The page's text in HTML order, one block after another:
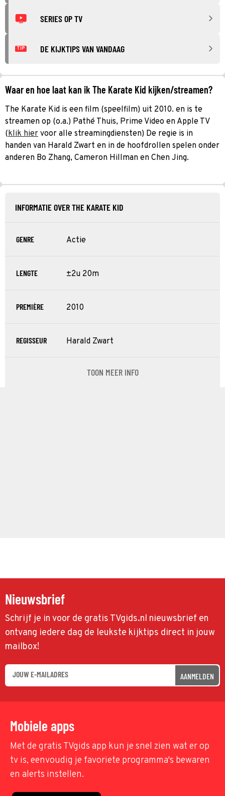
SERIES OP TV
TIP DE KIJKTIPS VAN VANDAAG
Waar en hoe laat kan ik The Karate Kid kijken/streamen?
The Karate Kid is een film (speelfilm) uit 2010. en is te
streamen op (o.a.) Pathé Thuis, Prime Video en Apple TV
(klik hier voor alle streamingdiensten) De regie is in
handen van Harald Zwart en in de hoofdrollen spelen onder
anderen Bo Zhang, Cameron Hillman en Chen Jing.
INFORMATIE OVER THE KARATE KID
GENRE Actie
LENGTE ±2u 20m
PREMIÈRE 2010
REGISSEUR Harald Zwart
TOON MEER INFO
Nieuwsbrief
Schrijf je in voor de gratis TVgids.nl nieuwsbrief en
ontvang iedere dag de leukste kijktips direct in jouw
mailbox!
AANMELDEN
Mobiele apps
Met de gratis TVgids app kun je snel zien wat er op
tv is, eenvoudig je favoriete programma's bewaren
en alerts instellen.